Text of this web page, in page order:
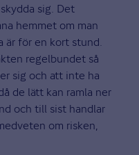
sig. Det
hemmet om man
är för en kort stund.
regelbundet så
sig och att inte ha
de lätt kan ramla ner
och till sist handlar
om risken,